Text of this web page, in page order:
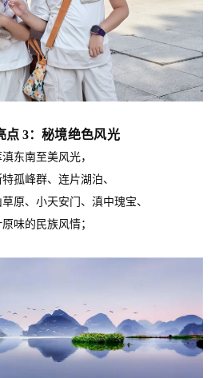
点 3：秘境绝色风光
东南至美风光，
孤峰群、连片湖泊、
原、小天安门、滇中瑰宝、
味的民族风情；